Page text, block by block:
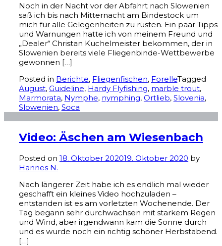
Noch in der Nacht vor der Abfahrt nach Slowenien
saß ich bis nach Mitternacht am Bindestock um
mich für alle Gelegenheiten zu rüsten. Ein paar Tipps
und Warnungen hatte ich von meinem Freund und
„Dealer“ Christan Kuchelmeister bekommen, der in
Slowenien bereits viele Fliegenbinde-Wettbewerbe
gewonnen […]
Posted in Berichte, Fliegenfischen, ForelleTagged
August, Guideline, Hardy Flyfishing, marble trout,
Marmorata, Nymphe, nymphing, Ortlieb, Slovenia,
Slowenien, Soca
Video: Äschen am Wiesenbach
Posted on 18. Oktober 202019. Oktober 2020 by
Hannes N.
Nach längerer Zeit habe ich es endlich mal wieder
geschafft ein kleines Video hochzuladen –
entstanden ist es am vorletzten Wochenende. Der
Tag begann sehr durchwachsen mit starkem Regen
und Wind, aber irgendwann kam die Sonne durch
und es wurde noch ein richtig schöner Herbstabend.
[…]